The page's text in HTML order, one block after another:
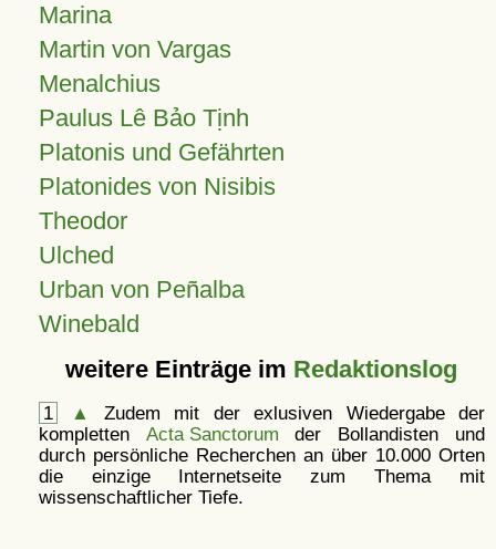
Marina
Martin von Vargas
Menalchius
Paulus Lê Bảo Tịnh
Platonis und Gefährten
Platonides von Nisibis
Theodor
Ulched
Urban von Peñalba
Winebald
weitere Einträge im Redaktionslog
1 ▲
Zudem mit der exlusiven Wiedergabe der
kompletten Acta Sanctorum der Bollandisten und
durch persönliche Recherchen an über 10.000 Orten
die einzige Internetseite zum Thema mit
wissenschaftlicher Tiefe.